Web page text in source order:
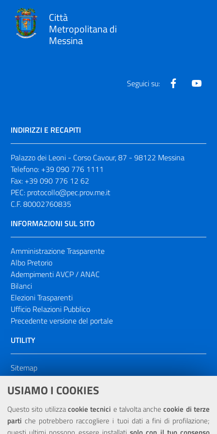
USIAMO I COOKIES
Questo sito utilizzacookie tecnici e talvolta anchecookie di terze
parti che potrebbero raccogliere i tuoi dati a fini di profilazione;
Città
Metropolitana di
Messina
Seguici su: Facebook
INDIRIZZI E RECAPITI
Palazzo dei Leoni - Corso Cavour, 87 - 98122 Messina
Telefono: +39 090 776 1111
Fax: +39 090 776 12 62
PEC: protocollo@pec.prov.me.it
C.F. 80002760835
INFORMAZIONI SUL SITO
Amministrazione Trasparente
Albo Pretorio
Adempimenti AVCP / ANAC
Bilanci
Elezioni Trasparenti
Ufficio Relazioni Pubblico
Precedente versione del portale
UTILITY
Sitemap
Dichiarazione di accessibilità
NOTE LEGALI
Privacy